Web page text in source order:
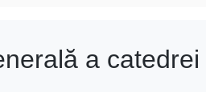
a catedrei